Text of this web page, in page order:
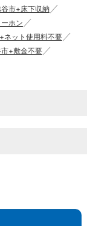
谷市+床下収納
ホン
ネット使用料不要
市+敷金不要